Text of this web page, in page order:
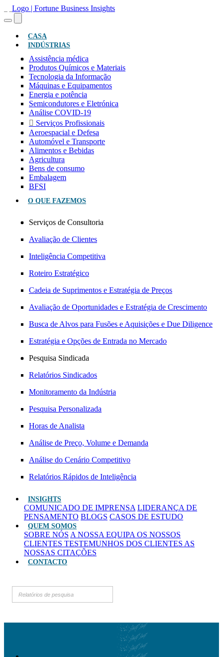
CASA
INDÚSTRIAS
Assistência médica
Produtos Químicos e Materiais
Tecnologia da Informação
Máquinas e Equipamentos
Energia e potência
Semicondutores e Eletrónica
Análise COVID-19
Serviços Profissionais
Aeroespacial e Defesa
Automóvel e Transporte
Alimentos e Bebidas
Agricultura
Bens de consumo
Embalagem
BFSI
O QUE FAZEMOS
Serviços de Consultoria
Avaliação de Clientes
Inteligência Competitiva
Roteiro Estratégico
Cadeia de Suprimentos e Estratégia de Preços
Avaliação de Oportunidades e Estratégia de Crescimento
Busca de Alvos para Fusões e Aquisições e Due Diligence
Estratégia e Opções de Entrada no Mercado
Pesquisa Sindicada
Relatórios Sindicados
Monitoramento da Indústria
Pesquisa Personalizada
Horas de Analista
Análise de Preço, Volume e Demanda
Análise do Cenário Competitivo
Relatórios Rápidos de Inteligência
INSIGHTS
COMUNICADO DE IMPRENSA LIDERANÇA DE
PENSAMENTO BLOGS CASOS DE ESTUDO
QUEM SOMOS
SOBRE NÓS A NOSSA EQUIPA OS NOSSOS
CLIENTES TESTEMUNHOS DOS CLIENTES AS
NOSSAS CITAÇÕES
CONTACTO